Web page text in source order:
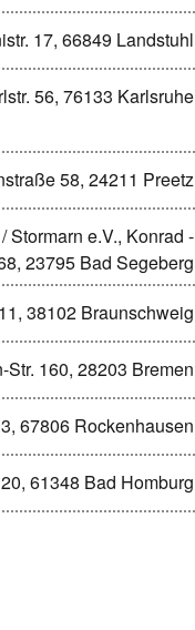
17, 66849 Landstuhl
56, 76133 Karlsruhe
58, 24211 Preetz
e.V., Konrad -
23795 Bad Segeberg
38102 Braunschweig
Str. 160, 28203 Bremen
67806 Rockenhausen
61348 Bad Homburg